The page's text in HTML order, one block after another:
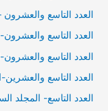
العدد التاسع والعشرون
العدد التاسع
العدد التاسع
العدد التاسع والعشرين-
العدد التاسع- المجلد